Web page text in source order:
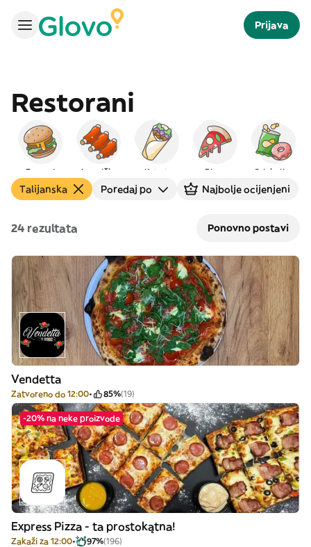
Prijava
Restorani
Burgeri Američka Kebab Pizza Grickalice
Talijanska Poredaj po Najbolje ocijenjeni
24 rezultata Ponovno postavi
Vendetta
Zatvoreno do 12:00 85%(19)
-20% na neke proizvode
Express Pizza - ta prostokątna!
Zakaži za 12:00 97%(196)